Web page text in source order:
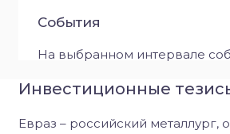
События
На выбранном интервале
Инвестиционные
Евраз – российский